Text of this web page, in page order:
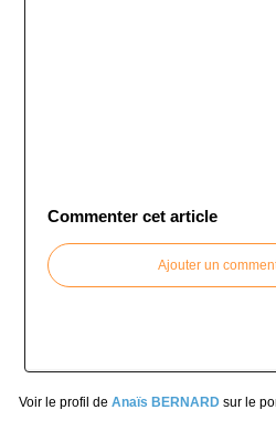
Commenter cet article
Ajouter un
Voir le profil de Anaïs BERNARDsur le